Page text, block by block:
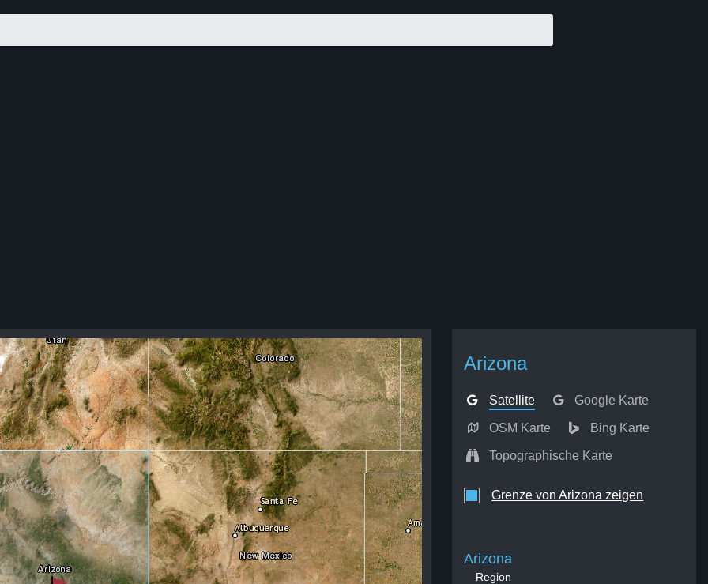
Arizona
Satellite Google Karte
OSM Karte Bing Karte
Topographische Karte
Grenze von Arizona zeigen
Arizona
Region